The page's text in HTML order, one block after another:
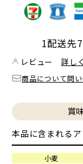
1配送先
レビュー 詳し
商品について問
賞
本品に含まれるア
小麦